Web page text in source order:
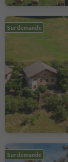
Sur demande
Sur demande